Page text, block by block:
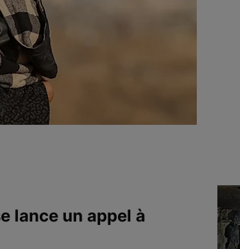
lance un appel à